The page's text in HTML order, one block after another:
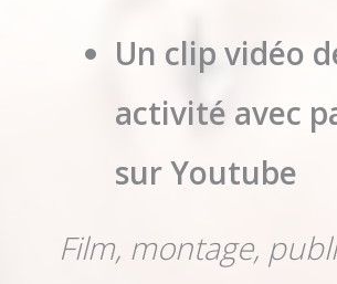
Un clip vidéo
activité avec
sur Youtube
Film, montage,